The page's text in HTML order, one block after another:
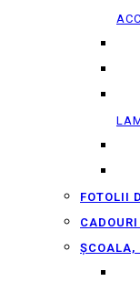
FOTOLII
ȘCOALA,